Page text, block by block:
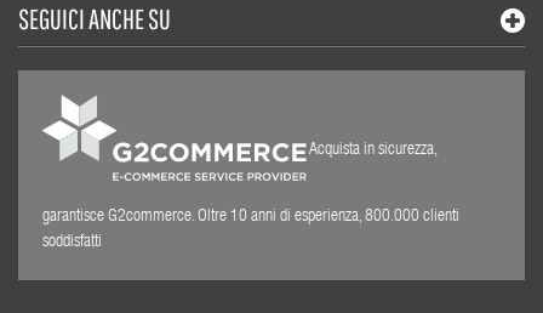
SEGUICI ANCHE SU
Acquista in sicurezza,
garantisce G2commerce. Oltre 10 anni di esperienza, 800.000 clienti
soddisfatti